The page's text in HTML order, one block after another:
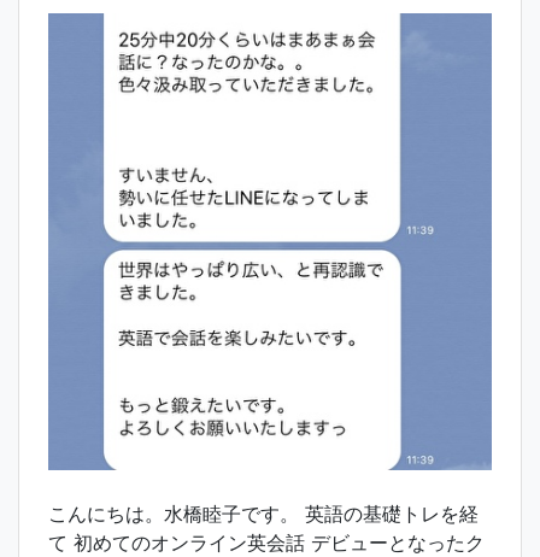
こんにちは。水橋睦子です。 英語の基礎トレを経
て 初めてのオンライン英会話 デビューとなったク